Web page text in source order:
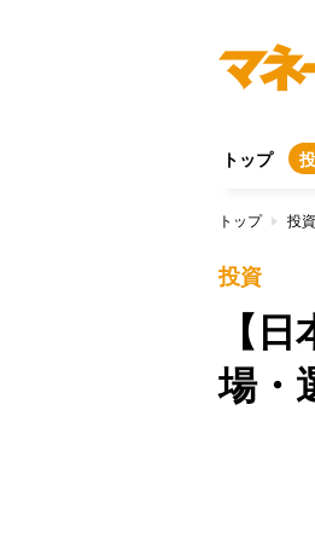
トップ
トップ 投資
投資
【
場・